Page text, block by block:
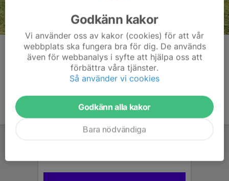
Kommentarer
Godkänn kakor
Vi använder oss av kakor (cookies) för att vår
webbplats ska fungera bra för dig. De används
även för webbanalys i syfte att hjälpa oss att
förbättra våra tjänster.
Så använder vi cookies
Godkänn alla kakor
Bara nödvändiga